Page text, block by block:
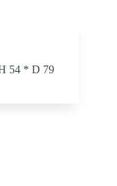
54 * D 79